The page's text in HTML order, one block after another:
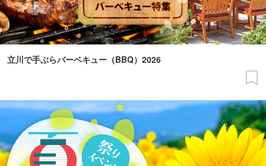
立川で手ぶらバーベキュー（BBQ）2026